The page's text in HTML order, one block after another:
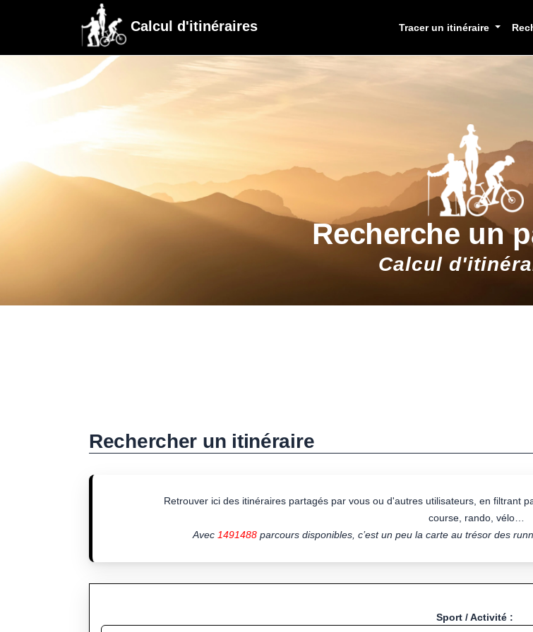
Calcul d'itinéraires Tracer un itinéraire
Recherche un
Calcul
Rechercher un itinéraire
Retrouver ici des itinéraires partagés par vous ou d'autres utilisateurs, en filtrant
course, rando, vélo…
Avec 1491488 parcours disponibles, c’est un peu la carte au trésor des
Sport / Activité :